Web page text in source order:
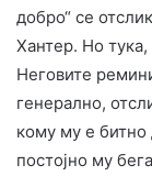
добро“ се
Хантер. Но тука,
Неговите
генерално,
кому му е битно
постојно му